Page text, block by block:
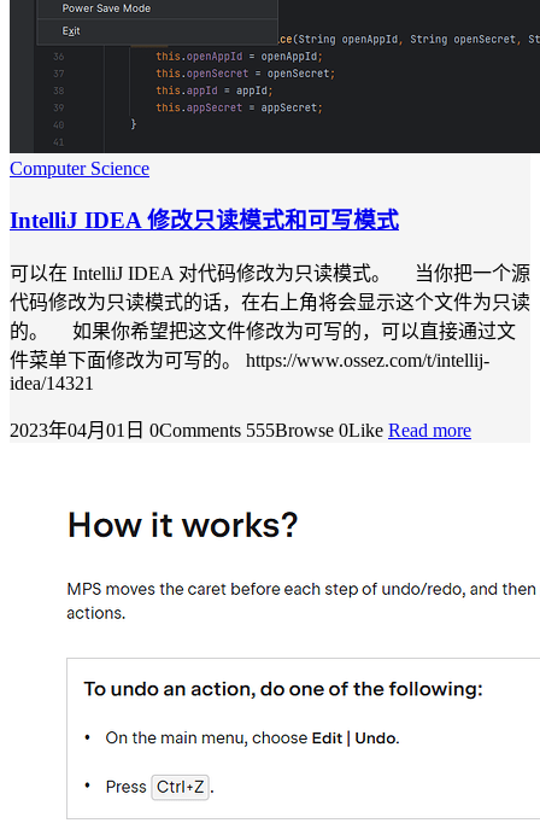
Computer Science
IntelliJ IDEA 修改只读模式和可写模式
可以在 IntelliJ IDEA 对代码修改为只读模式。 当你把一个源
代码修改为只读模式的话，在右上角将会显示这个文件为只读
的。 如果你希望把这文件修改为可写的，可以直接通过文
件菜单下面修改为可写的。 https://www.ossez.com/t/intellij-
idea/14321
2023年04月01日 0Comments 555Browse 0Like Read more